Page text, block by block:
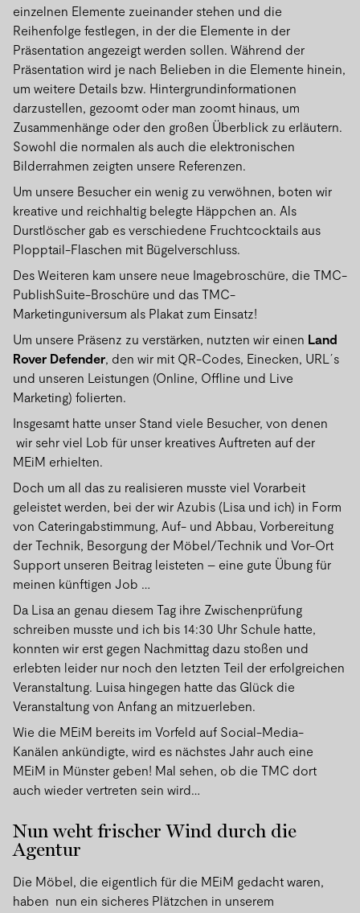
einzelnen Elemente zueinander stehen und die
Reihenfolge festlegen, in der die Elemente in der
Präsentation angezeigt werden sollen. Während der
Präsentation wird je nach Belieben in die Elemente hinein,
um weitere Details bzw. Hintergrundinformationen
darzustellen, gezoomt oder man zoomt hinaus, um
Zusammenhänge oder den großen Überblick zu erläutern.
Sowohl die normalen als auch die elektronischen
Bilderrahmen zeigten unsere Referenzen.
Um unsere Besucher ein wenig zu verwöhnen, boten wir
kreative und reichhaltig belegte Häppchen an. Als
Durstlöscher gab es verschiedene Fruchtcocktails aus
Plopptail-Flaschen mit Bügelverschluss.
Des Weiteren kam unsere neue Imagebroschüre, die TMC-
PublishSuite-Broschüre und das TMC-
Marketinguniversum als Plakat zum Einsatz!
Um unsere Präsenz zu verstärken, nutzten wir einen Land
Rover Defender, den wir mit QR-Codes, Einecken, URL´s
und unseren Leistungen (Online, Offline und Live
Marketing) folierten.
Insgesamt hatte unser Stand viele Besucher, von denen
wir sehr viel Lob für unser kreatives Auftreten auf der
MEiM erhielten.
Doch um all das zu realisieren musste viel Vorarbeit
geleistet werden, bei der wir Azubis (Lisa und ich) in Form
von Cateringabstimmung, Auf- und Abbau, Vorbereitung
der Technik, Besorgung der Möbel/Technik und Vor-Ort
Support unseren Beitrag leisteten – eine gute Übung für
meinen künftigen Job …
Da Lisa an genau diesem Tag ihre Zwischenprüfung
schreiben musste und ich bis 14:30 Uhr Schule hatte,
konnten wir erst gegen Nachmittag dazu stoßen und
erlebten leider nur noch den letzten Teil der erfolgreichen
Veranstaltung. Luisa hingegen hatte das Glück die
Veranstaltung von Anfang an mitzuerleben.
Wie die MEiM bereits im Vorfeld auf Social-Media-
Kanälen ankündigte, wird es nächstes Jahr auch eine
MEiM in Münster geben! Mal sehen, ob die TMC dort
auch wieder vertreten sein wird…
Nun weht frischer Wind durch die
Agentur
Die Möbel, die eigentlich für die MEiM gedacht waren,
haben nun ein sicheres Plätzchen in unserem